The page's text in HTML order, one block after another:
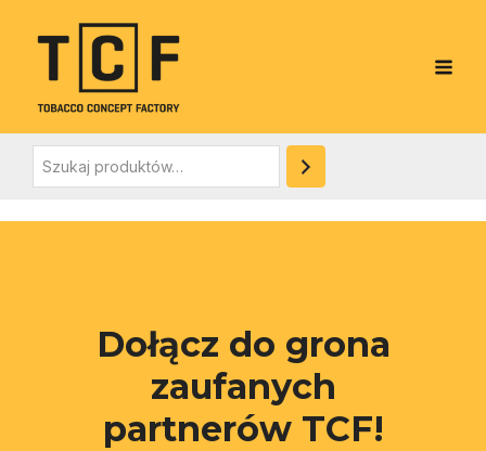
Dołącz do grona
zaufanych
partnerów TCF!